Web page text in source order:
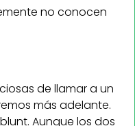
no conocen
de llamar a un
más adelante.
Aunque los dos